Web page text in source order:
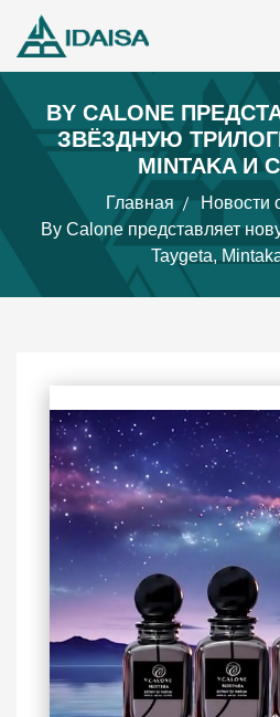
BY CALONE
ЗВЁЗДНУЮ
MINTAKA И
Главная
Новости
By Calone представляет
Taygeta,